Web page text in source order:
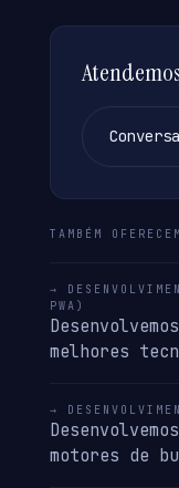
TAMBÉM
→
PWA)
melhores
→
motores de